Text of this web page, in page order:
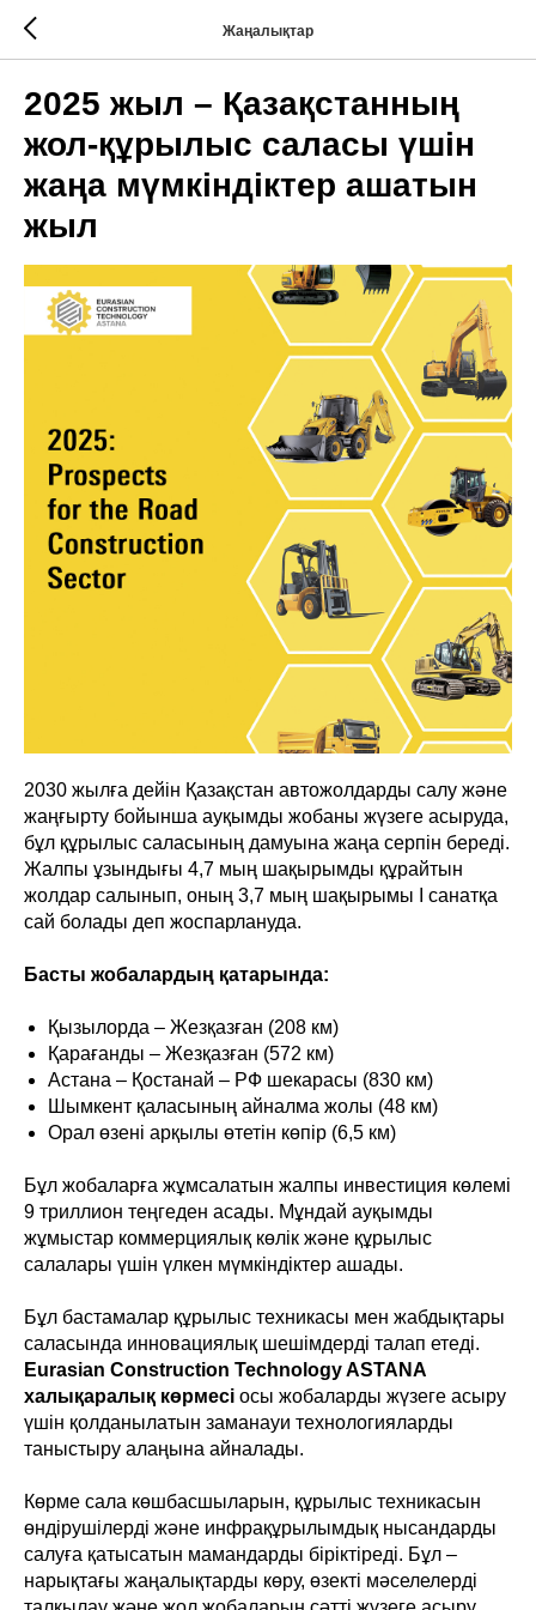
Жаңалықтар
2025 жыл – Қазақстанның
жол-құрылыс саласы үшін
жаңа мүмкіндіктер ашатын
жыл
2030 жылға дейін Қазақстан автожолдарды салу және
жаңғырту бойынша ауқымды жобаны жүзеге асыруда,
бұл құрылыс саласының дамуына жаңа серпін береді.
Жалпы ұзындығы 4,7 мың шақырымды құрайтын
жолдар салынып, оның 3,7 мың шақырымы І санатқа
сай болады деп жоспарлануда.
Басты жобалардың қатарында:
Қызылорда – Жезқазған (208 км)
Қарағанды – Жезқазған (572 км)
Астана – Қостанай – РФ шекарасы (830 км)
Шымкент қаласының айналма жолы (48 км)
Орал өзені арқылы өтетін көпір (6,5 км)
Бұл жобаларға жұмсалатын жалпы инвестиция көлемі
9 триллион теңгеден асады. Мұндай ауқымды
жұмыстар коммерциялық көлік және құрылыс
салалары үшін үлкен мүмкіндіктер ашады.
Бұл бастамалар құрылыс техникасы мен жабдықтары
саласында инновациялық шешімдерді талап етеді.
Eurasian Construction Technology ASTANA
халықаралық көрмесі осы жобаларды жүзеге асыру
үшін қолданылатын заманауи технологияларды
таныстыру алаңына айналады.
Көрме сала көшбасшыларын, құрылыс техникасын
өндірушілерді және инфрақұрылымдық нысандарды
салуға қатысатын мамандарды біріктіреді. Бұл –
нарықтағы жаңалықтарды көру, өзекті мәселелерді